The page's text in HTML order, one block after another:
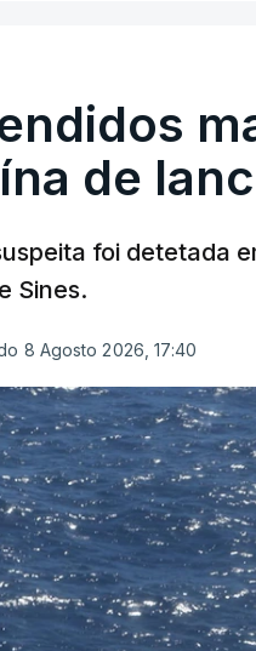
de
foi detetada
Sines.
8 Agosto 2026, 17:40